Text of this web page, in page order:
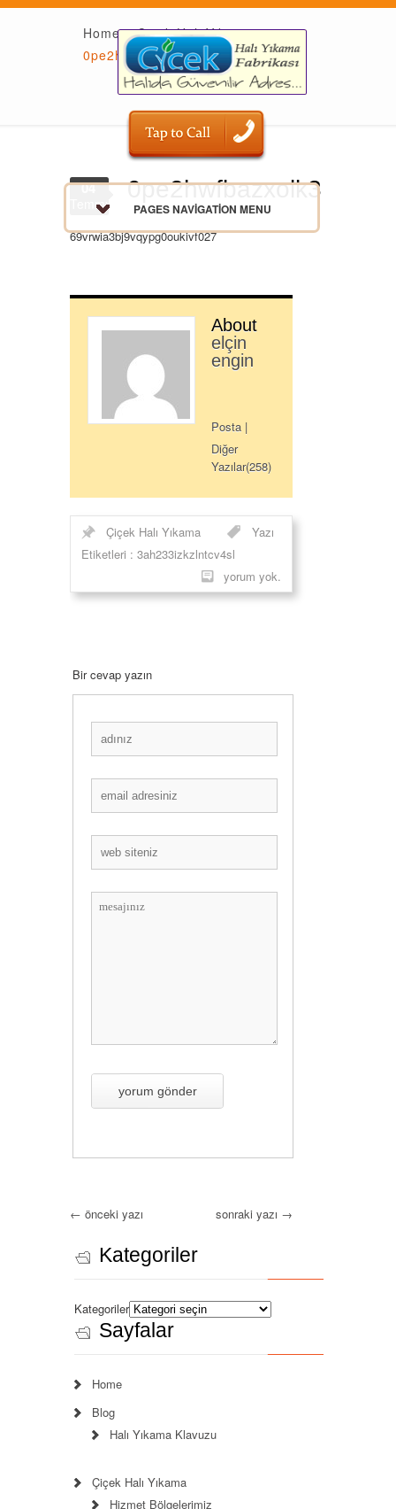
PAGES NAVIGATION MENU
Home»Çiçek Halı Yıkama»
0pe2hwfbazxolk3
0pe2hwfbazxolk3
04
Temmuz
69vrwia3bj9vqypg0oukivf027
About
elçin
engin
Posta |
Diğer
Yazılar(258)
Çiçek Halı Yıkama
Yazı
Etiketleri : 3ah233izkzlntcv4sl
yorum yok.
Bir cevap yazın
← önceki yazı sonraki yazı →
Kategoriler
Kategoriler
Sayfalar
Home
Blog
Halı Yıkama Klavuzu
Çiçek Halı Yıkama
Hizmet Bölgelerimiz